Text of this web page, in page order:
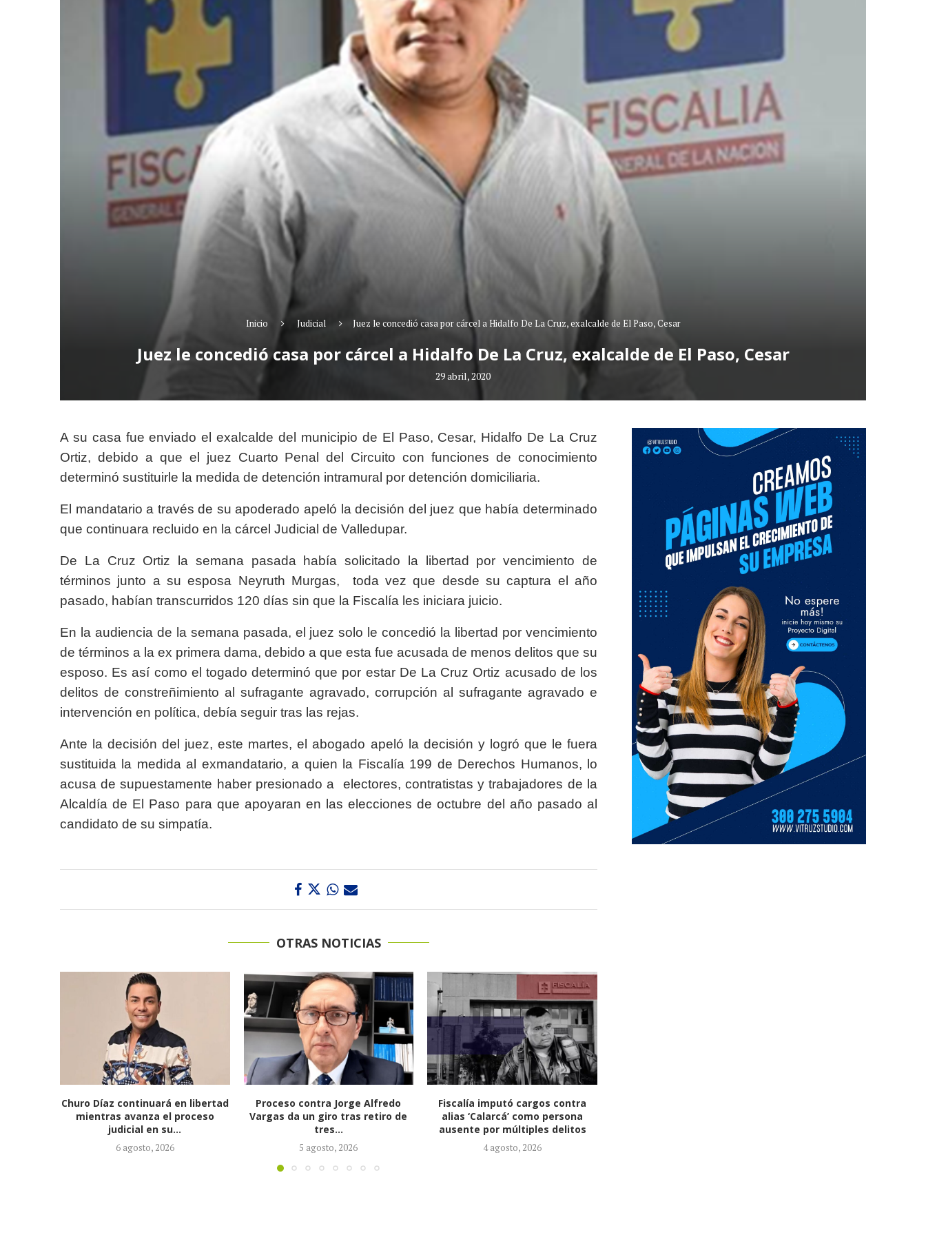
Inicio Judicial Juez le concedió casa por cárcel a Hidalfo De La Cruz, exalcalde de El Paso, Cesar
Juez le concedió casa por cárcel a Hidalfo De La Cruz, exalcalde de El Paso, Cesar
29 abril, 2020
A su casa fue enviado el exalcalde del municipio de El Paso, Cesar, Hidalfo De La Cruz
Ortiz, debido a que el juez Cuarto Penal del Circuito con funciones de conocimiento
determinó sustituirle la medida de detención intramural por detención domiciliaria.
El mandatario a través de su apoderado apeló la decisión del juez que había determinado
que continuara recluido en la cárcel Judicial de Valledupar.
De La Cruz Ortiz la semana pasada había solicitado la libertad por vencimiento de
términos junto a su esposa Neyruth Murgas, toda vez que desde su captura el año
pasado, habían transcurridos 120 días sin que la Fiscalía les iniciara juicio.
En la audiencia de la semana pasada, el juez solo le concedió la libertad por vencimiento
de términos a la ex primera dama, debido a que esta fue acusada de menos delitos que su
esposo. Es así como el togado determinó que por estar De La Cruz Ortiz acusado de los
delitos de constreñimiento al sufragante agravado, corrupción al sufragante agravado e
intervención en política, debía seguir tras las rejas.
Ante la decisión del juez, este martes, el abogado apeló la decisión y logró que le fuera
sustituida la medida al exmandatario, a quien la Fiscalía 199 de Derechos Humanos, lo
acusa de supuestamente haber presionado a electores, contratistas y trabajadores de la
Alcaldía de El Paso para que apoyaran en las elecciones de octubre del año pasado al
candidato de su simpatía.
OTRAS NOTICIAS
Proceso contra Jorge Alfredo
Vargas da un giro tras retiro de
tres...
5 agosto, 2026
Fiscalía imputó cargos contra
alias ‘Calarcá’ como persona
ausente por múltiples delitos
4 agosto, 2026
CTI adelanta allanamientos en
Valledupar y La Paz por
investigación en curso
3 agosto, 2026